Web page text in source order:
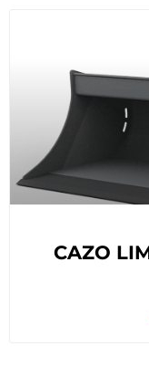
CAZO